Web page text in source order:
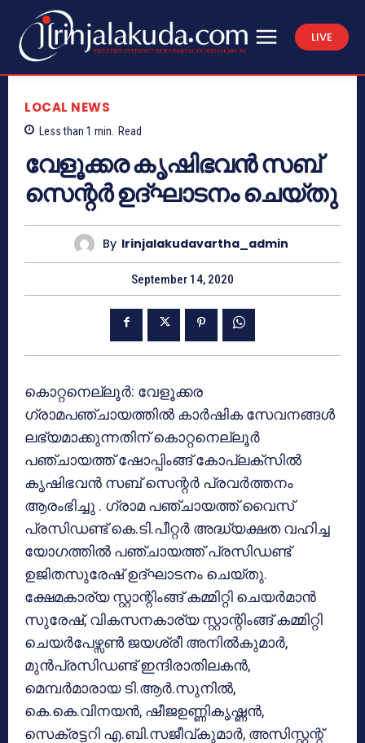
LIVE
LOCAL NEWS
Less than 1 min. Read
വേളൂക്കര കൃഷിഭവൻ സബ്
സെന്റർ ഉദ്ഘാടനം ചെയ്തു
By Irinjalakudavartha_admin
September 14, 2020
കൊറ്റനെല്ലൂർ: വേളൂക്കര
ഗ്രാമപഞ്ചായത്തിൽ കാർഷിക സേവനങ്ങൾ
ലഭ്യമാക്കുന്നതിന് കൊറ്റനെല്ലൂർ
പഞ്ചായത്ത് ഷോപ്പിംങ്ങ് കോപ്ലക്സിൽ
കൃഷിഭവൻ സബ് സെന്റർ പ്രവർത്തനം
ആരംഭിച്ചു . ഗ്രാമ പഞ്ചായത്ത് വൈസ്
പ്രസിഡണ്ട് കെ.ടി.പീറ്റർ അദ്ധ്യക്ഷത വഹിച്ച
യോഗത്തിൽ പഞ്ചായത്ത് പ്രസിഡണ്ട്
ഉജിതസുരേഷ് ഉദ്ഘാടനം ചെയ്തു.
ക്ഷേമകാര്യ സ്റ്റാന്റിംങ്ങ് കമ്മിറ്റി ചെയർമാൻ
സുരേഷ്, വികസനകാര്യ സ്റ്റാന്റിംങ്ങ് കമ്മിറ്റി
ചെയർപേഴ്സൺ ജയശ്രീ അനിൽകുമാർ,
മുൻപ്രസിഡണ്ട് ഇന്ദിരാതിലകൻ,
മെമ്പർമാരായ ടി.ആർ.സുനിൽ,
കെ.കെ.വിനയൻ, ഷീജഉണ്ണികൃഷ്ണൻ,
സെക്രട്ടറി എ.ബി.സജീവ്കുമാർ, അസിസ്റ്റന്റ്